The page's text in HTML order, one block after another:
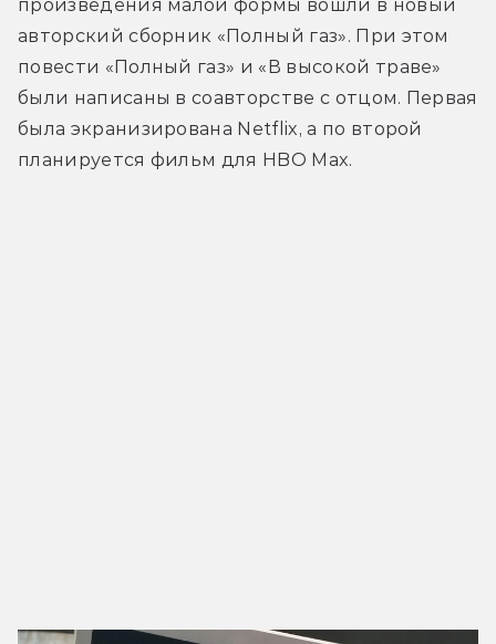
произведения малой формы вошли в новый
авторский сборник «Полный газ». При этом
повести «Полный газ» и «В высокой траве»
были написаны в соавторстве с отцом. Первая
была экранизирована Netflix, а по второй
планируется фильм для HBO Max.